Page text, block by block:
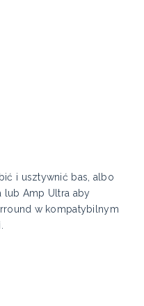
i usztywnić bas, albo
lub Amp Ultra aby
w kompatybilnym